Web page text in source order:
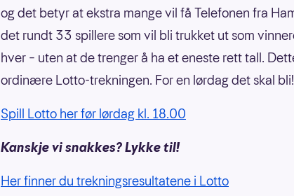
og det betyr at ekstra mange vil få Telefonen fra
det rundt 33 spillere som vil bli trukket ut som
hver – uten at de trenger å ha et eneste rett tall.
ordinære Lotto-trekningen. For en lørdag det skal bli!
Spill Lotto her før lørdag kl. 18.00
Kanskje vi snakkes? Lykke til!
Her finner du trekningsresultatene i Lotto